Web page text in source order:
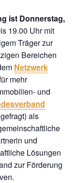
ist Donnerstag,
19.00 Uhr mit
Träger zur
Bereichen
Netzwerk
mehr
und
als
und
Lösungen
zur Förderung